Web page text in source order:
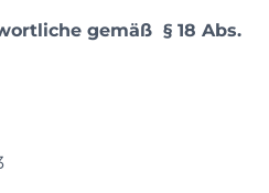
gemäß § 18 Abs.